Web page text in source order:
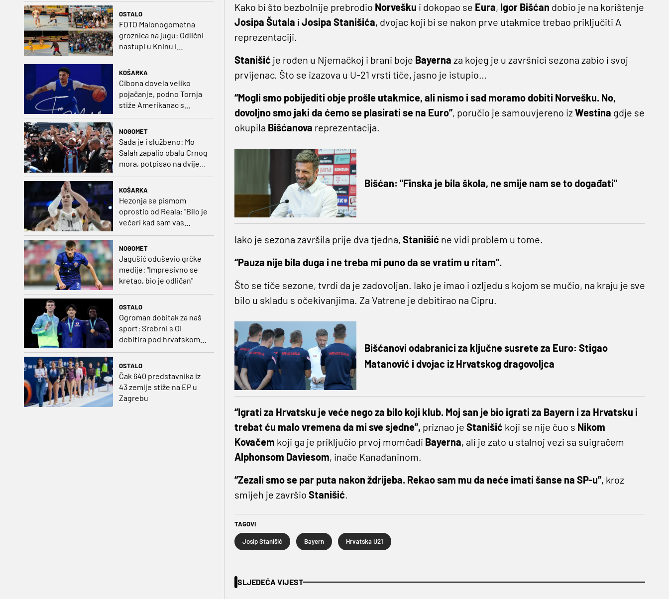
OSTALO
FOTO Malonogometna
groznica na jugu: Odlični
nastupi u Kninu i
vrijednim nagradama
KOŠARKA
Cibona dovela veliko
pojačanje, podno Tornja
stiže Amerikanac s
naslovom iz EuroCupa
NOGOMET
Sada je i službeno: Mo
Salah zapalio obalu Crnog
mora, potpisao na dvije
KOŠARKA
Hezonja se pismom
oprostio od Reala: "Bilo je
večeri kad sam vas
NOGOMET
Jagušić oduševio grčke
medije: "Impresivno se
kretao, bio je odličan"
OSTALO
Ogroman dobitak za naš
sport: Srebrni s OI
debitira pod hrvatskom
zastavom
OSTALO
Čak 640 predstavnika iz
43 zemlje stiže na EP u
Zagrebu
Kako bi što bezbolnije prebrodio Norvešku i dokopao se Eura, Igor Bišćan dobio je na korištenje
Josipa Šutala i Josipa Stanišića, dvojac koji bi se nakon prve utakmice trebao priključiti A
reprezentaciji.
Stanišić je rođen u Njemačkoj i brani boje Bayerna za kojeg je u završnici sezona zabio i svoj
prvijenac. Što se izazova u U-21 vrsti tiče, jasno je istupio…
“Mogli smo pobijediti obje prošle utakmice, ali nismo i sad moramo dobiti Norvešku. No,
dovoljno smo jaki da ćemo se plasirati se na Euro”, poručio je samouvjereno izWestina gdje se
okupila Bišćanova reprezentacija.
Bišćan: "Finska je bila škola, ne smije nam se to događati"
Iako je sezona završila prije dva tjedna, Stanišić ne vidi problem u tome.
“Pauza nije bila duga i ne treba mi puno da se vratim u ritam”.
Što se tiče sezone, tvrdi da je zadovoljan. Iako je imao i ozljedu s kojom se mučio, na kraju je sve
bilo u skladu s očekivanjima. Za Vatrene je debitirao na Cipru.
Bišćanovi odabranici za ključne susrete za Euro: Stigao
Matanović i dvojac iz Hrvatskog dragovoljca
“Igrati za Hrvatsku je veće nego za bilo koji klub. Moj san je bio igrati za Bayern i za Hrvatsku i
trebat ću malo vremena da mi sve sjedne”, priznao je Stanišić koji se nije čuo s Nikom
Kovačem koji ga je priključio prvoj momčadi Bayerna, ali je zato u stalnoj vezi sa suigračem
Alphonsom Daviesom, inače Kanađaninom.
“Zezali smo se par puta nakon ždrijeba. Rekao sam mu da neće imati šanse na SP-u”, kroz
smijeh je završio Stanišić.
TAGOVI
Josip Stanišić Bayern Hrvatska U21
SLJEDEĆA VIJEST